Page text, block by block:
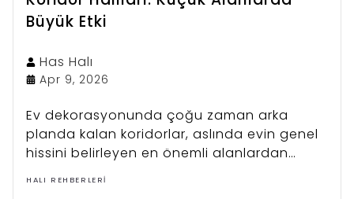
Büyük Etki
Has Halı
Apr 9, 2026
Ev dekorasyonunda çoğu zaman arka
planda kalan koridorlar, aslında evin genel
hissini belirleyen en önemli alanlardan
HALI REHBERLERI